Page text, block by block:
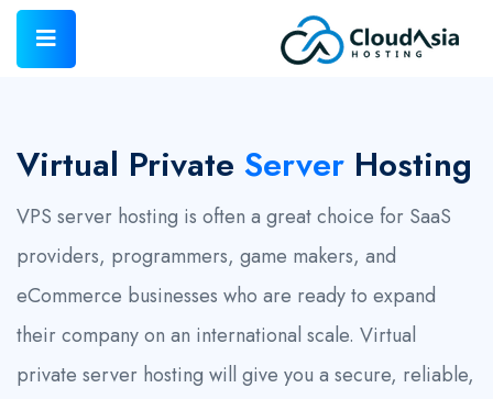
Virtual Private Server Hosting
VPS server hosting is often a great choice for SaaS
providers, programmers, game makers, and
eCommerce businesses who are ready to expand
their company on an international scale. Virtual
private server hosting will give you a secure, reliable,